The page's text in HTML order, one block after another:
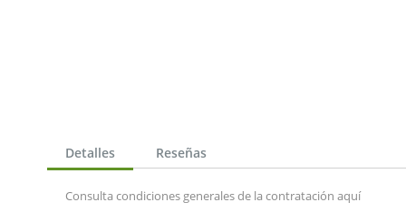
Detalles
Consulta condiciones generales de la contratación aquí
Reseñas